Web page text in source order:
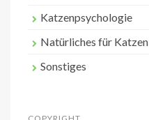
Katzenpsychologie
Natürliches für Katzen
Sonstiges